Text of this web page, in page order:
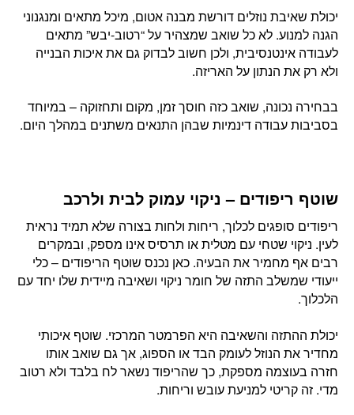
יכולת שאיבת נוזלים דורשת מבנה אטום, מיכל מתאים ומנגנוני
הגנה למנוע. לא כל שואב שמצהיר על “רטוב-יבש” מתאים
לעבודה אינטנסיבית, ולכן חשוב לבדוק גם את איכות הבנייה
ולא רק את הנתון על האריזה.
בבחירה נכונה, שואב כזה חוסך זמן, מקום ותחזוקה – במיוחד
בסביבות עבודה דינמיות שבהן התנאים משתנים במהלך היום.
שוטף ריפודים – ניקוי עמוק לבית ולרכב
ריפודים סופגים לכלוך, ריחות ולחות בצורה שלא תמיד נראית
לעין. ניקוי שטחי עם מטלית או תרסיס אינו מספק, ובמקרים
רבים אף מחמיר את הבעיה. כאן נכנס שוטף הריפודים – כלי
ייעודי שמשלב התזה של חומר ניקוי ושאיבה מיידית שלו יחד עם
הלכלוך.
יכולת ההתזה והשאיבה היא הפרמטר המרכזי. שוטף איכותי
מחדיר את הנוזל לעומק הבד או הספוג, אך גם שואב אותו
חזרה בעוצמה מספקת, כך שהריפוד נשאר לח בלבד ולא רטוב
מדי. זה קריטי למניעת עובש וריחות.